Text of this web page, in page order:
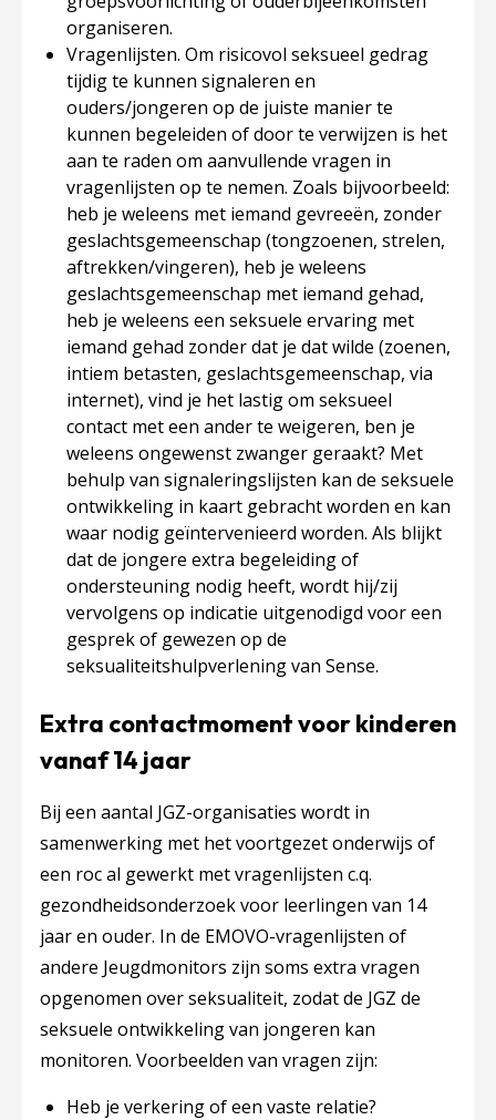
organiseren.
Vragenlijsten. Om risicovol seksueel gedrag
tijdig te kunnen signaleren en
ouders/jongeren op de juiste manier te
kunnen begeleiden of door te verwijzen is het
aan te raden om aanvullende vragen in
vragenlijsten op te nemen. Zoals bijvoorbeeld:
heb je weleens met iemand gevreeën, zonder
geslachtsgemeenschap (tongzoenen, strelen,
aftrekken/vingeren), heb je weleens
geslachtsgemeenschap met iemand gehad,
heb je weleens een seksuele ervaring met
iemand gehad zonder dat je dat wilde (zoenen,
intiem betasten, geslachtsgemeenschap, via
internet), vind je het lastig om seksueel
contact met een ander te weigeren, ben je
weleens ongewenst zwanger geraakt? Met
behulp van signaleringslijsten kan de seksuele
ontwikkeling in kaart gebracht worden en kan
waar nodig geïntervenieerd worden. Als blijkt
dat de jongere extra begeleiding of
ondersteuning nodig heeft, wordt hij/zij
vervolgens op indicatie uitgenodigd voor een
gesprek of gewezen op de
seksualiteitshulpverlening van Sense.
Extra contactmoment voor kinderen
vanaf 14 jaar
Bij een aantal JGZ-organisaties wordt in
samenwerking met het voortgezet onderwijs of
een roc al gewerkt met vragenlijsten c.q.
gezondheidsonderzoek voor leerlingen van 14
jaar en ouder. In de EMOVO-vragenlijsten of
andere Jeugdmonitors zijn soms extra vragen
opgenomen over seksualiteit, zodat de JGZ de
seksuele ontwikkeling van jongeren kan
monitoren. Voorbeelden van vragen zijn:
Heb je verkering of een vaste relatie?